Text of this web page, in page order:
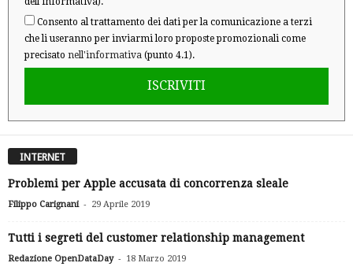
Consento al trattamento dei dati per la comunicazione a terzi
che li useranno per inviarmi loro proposte promozionali come
precisato nell'informativa (punto 4.1).
ISCRIVITI
INTERNET
Problemi per Apple accusata di concorrenza sleale
Filippo Carignani - 29 Aprile 2019
Tutti i segreti del customer relationship management
Redazione OpenDataDay - 18 Marzo 2019